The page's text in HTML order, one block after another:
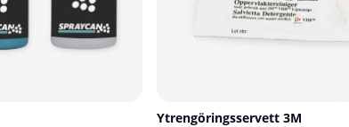
Ytrengöringsservett 3M